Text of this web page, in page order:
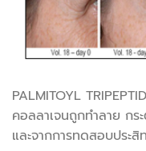
PALMITOYL
คอลลาเจนถูกทำลาย กร
และจากการทดสอบประ